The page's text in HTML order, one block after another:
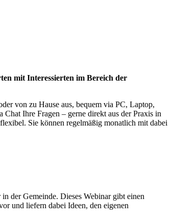
mit Interessierten im Bereich der
von zu Hause aus, bequem via PC, Laptop,
Ihre Fragen – gerne direkt aus der Praxis in
Sie können regelmäßig monatlich mit dabei
der Gemeinde. Dieses Webinar gibt einen
und liefern dabei Ideen, den eigenen